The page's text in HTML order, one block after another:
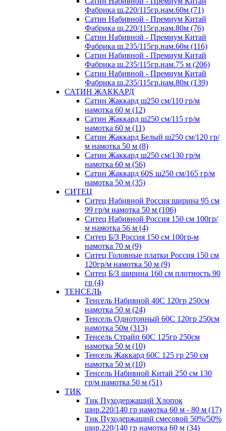
Фабрика ш.220/115гр.нам.60м (71)
Сатин Набивной - Премиум Китай
Фабрика ш.220/115гр.нам.80м (76)
Сатин Набивной - Премиум Китай
Фабрика ш.235/115гр.нам.60м (116)
Сатин Набивной - Премиум Китай
Фабрика ш.235/115гр.нам.75 м (206)
Сатин Набивной - Премиум Китай
Фабрика ш.235/115гр.нам.80м (139)
САТИН ЖАККАРД
Сатин Жаккард ш250 см/110 гр/м
намотка 60 м (12)
Сатин Жаккард ш250 см/115 гр/м
намотка 60 м (11)
Сатин Жаккард Белый ш250 см/120 гр/
м намотка 50 м (8)
Сатин Жаккард ш250 см/130 гр/м
намотка 60 м (56)
Сатин Жаккард 60S ш250 см/165 гр/м
намотка 50 м (35)
СИТЕЦ
Ситец Набивной Россия ширина 95 см
99 гр/м намотка 50 м (106)
Ситец Набивной Россия 150 см 100гр/
м намотка 56 м (4)
Ситец Б/З Россия 150 см 100гр-м
намотка 70 м (9)
Ситец Головные платки Россия 150 см
120гр/м намотка 50 м (9)
Ситец Б/З ширина 160 см плотность 90
гр (4)
ТЕНСЕЛЬ
Тенсель Набивной 40С 120гр 250см
намотка 50 м (24)
Тенсель Однотонный 60С 120гр 250см
намотка 50м (313)
Тенсель Страйп 60С 125гр 250см
намотка 50 м (10)
Тенсель Жаккард 60С 125 гр 250 см
намотка 50 м (10)
Тенсель Набивной Китай 250 см 130
гр/м намотка 50 м (51)
ТИК
Тик Пуходержащий Хлопок
шир.220/140 гр намотка 60 м - 80 м (17)
Тик Пуходержащий смесовой 50%/50%
шир.220/140 гр намотка 60 м (34)